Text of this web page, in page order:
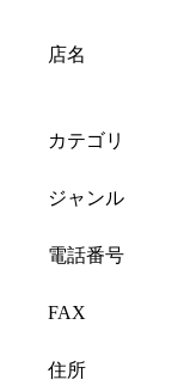
店名
カテゴリ
ジャンル
電話番号
FAX
住所